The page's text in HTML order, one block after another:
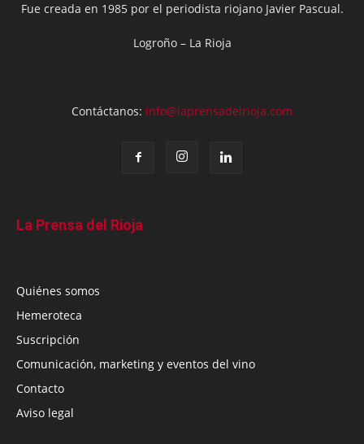
Fue creada en 1985 por el periodista riojano Javier Pascual.
Logroño – La Rioja
Contáctanos: info@laprensadelrioja.com
La Prensa del Rioja
Quiénes somos
Hemeroteca
Suscripción
Comunicación, marketing y eventos del vino
Contacto
Aviso legal